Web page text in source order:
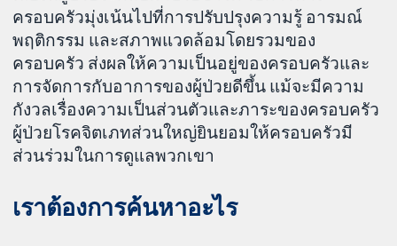
ครอบครัวมุ่งเน้นไปที่การปรับปรุงความรู้ อารมณ์
พฤติกรรม และสภาพแวดล้อมโดยรวมของ
ครอบครัว ส่งผลให้ความเป็นอยู่ของครอบครัวและ
การจัดการกับอาการของผู้ป่วยดีขึ้น แม้จะมีความ
กังวลเรื่องความเป็นส่วนตัวและภาระของครอบครัว
ผู้ป่วยโรคจิตเภทส่วนใหญ่ยินยอมให้ครอบครัวมี
ส่วนร่วมในการดูแลพวกเขา
เราต้องการค้นหาอะไร